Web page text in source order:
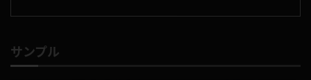
サンプル